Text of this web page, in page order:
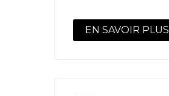
EN SAVOIR PLUS